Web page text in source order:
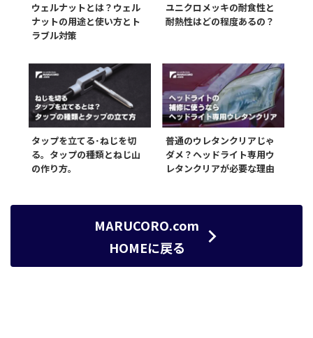
ウェルナットとは？ウェル
ナットの用途と使い方とト
ラブル対策
ユニクロメッキの耐食性と
耐熱性はどの程度あるの？
タップを立てる･ねじを切
る。タップの種類とねじ山
の作り方。
普通のウレタンクリアじゃ
ダメ？ヘッドライト専用ウ
レタンクリアが必要な理由
MARUCORO.com
HOMEに戻る